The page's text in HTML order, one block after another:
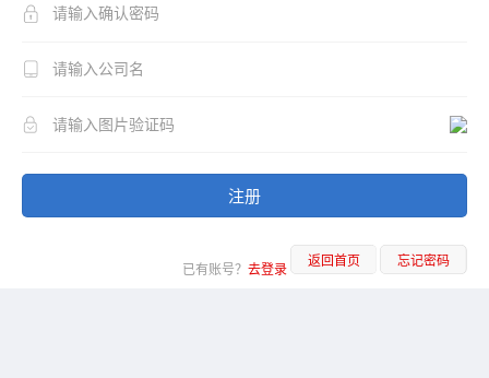
注册
已有账号？ 去登录 返回首页 忘记密码